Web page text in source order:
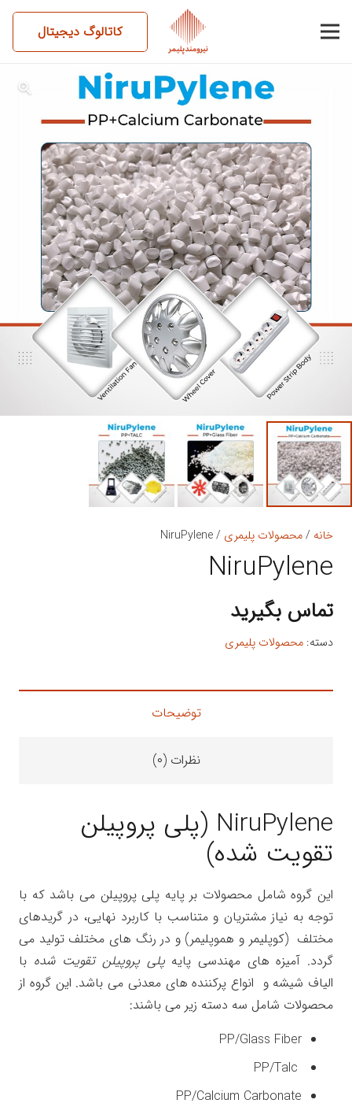
کاتالوگ دیجیتال
خانه /محصولات پلیمری / NiruPylene
NiruPylene
تماس بگیرید
دسته: محصولات پلیمری
توضیحات
نظرات (۰)
NiruPylene (پلی پروپیلن
تقویت شده)
این گروه شامل محصولات بر پایه پلی پروپیلن می باشد که با
توجه به نیاز مشتریان و متناسب با کاربرد نهایی، در گریدهای
مختلف (کوپلیمر و هموپلیمر) و در رنگ های مختلف تولید می
گردد. آمیزه های مهندسی پایهپلی پروپیلن تقویت شده با
الیاف شیشه و انواع پرکننده های معدنی می باشد. این گروه از
محصولات شامل سه دسته زیر می باشند:
PP/Glass Fiber
PP/Calcium Carbonate